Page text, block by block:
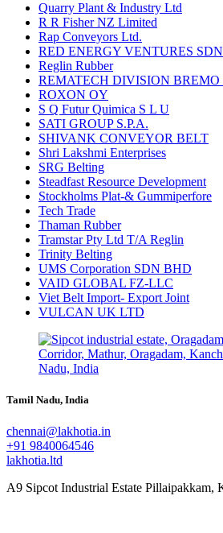
Quarry Plant & Industry Ltd
R R Fisher NZ Limited
Rap Conveyors Ltd.
RED ENERGY VENTURES
Reglin Rubber
REMATECH DIVISION BREMO
ROXON OY
S Q Futur Quimica S L U
SATI GROUP S.P.A.
SHIVANK CONVEYOR BELT
Shri Lakshmi Enterprises
SRG Belting
Steadfast Resource Development
Stockholms Plat-& Gummiperfore
Tech Trade
Thaman Rubber
Tramstar Pty Ltd T/A Reglin
Trinity Belting
UMS Corporation SDN BHD
VAID GLOBAL FZ-LLC
Viet Belt Import- Export Joint
VULCAN UK LTD
Tamil Nadu, India
chennai@lakhotia.in
+91 9840064546
lakhotia.ltd
A9 Sipcot Industrial Estate Pillaipakkam,